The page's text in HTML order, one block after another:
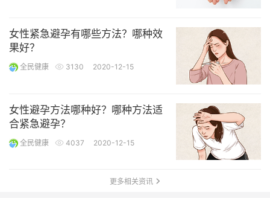
女性紧急避孕有哪些方法？哪种效
果好？
全民健康 3130 2020-12-15
女性避孕方法哪种好？哪种方法适
合紧急避孕？
全民健康 4037 2020-12-15
更多相关资讯